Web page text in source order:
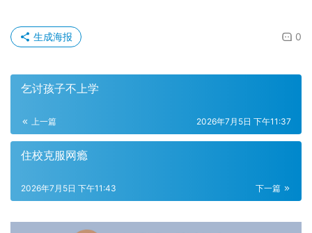
0
生成海报
乞讨孩子不上学
上一篇 2026年7月5日 下午11:37
住校克服网瘾
下一篇
2026年7月5日 下午11:43